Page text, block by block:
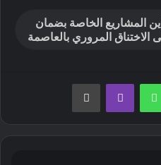
المشاريع الخاصة بضمان
الاختناق المروري بالعاصمة
واتساب ڤايبر طباعة